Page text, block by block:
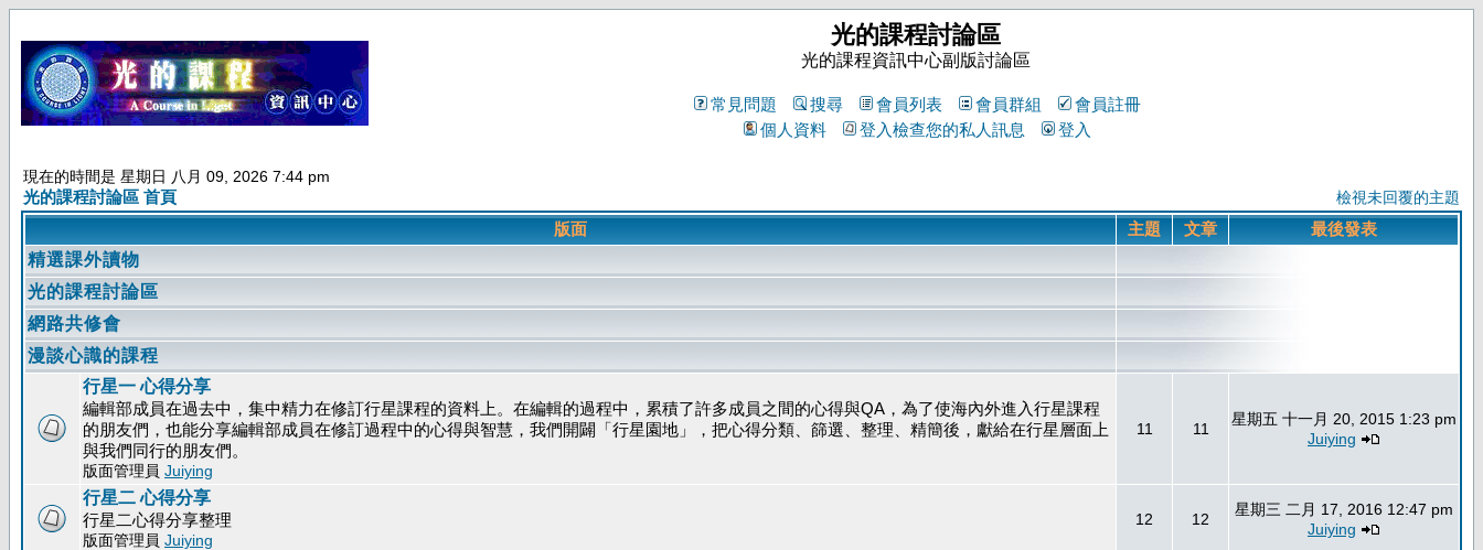
光的課程討論區
光的課程資訊中心副版討論區
常見問題 搜尋 會員列表 會員群組
會員註冊
個人資料
登入檢查您的私人訊息 登入
現在的時間是 星期日 八月 09, 2026 7:44 pm
光的課程討論區 首頁 檢視未回覆的主題
版面 主題 文章
最後發表
精選課外讀物
光的課程討論區
網路共修會
漫談心識的課程
行星一 心得分享
編輯部成員在過去中，集中精力在修訂行星課程的資料上。在編輯的過程中，累積了許多成員之間的心得與QA，為了使海內外進入行星課程
的朋友們，也能分享編輯部成員在修訂過程中的心得與智慧，我們開闢「行星園地」，把心得分類、篩選、整理、精簡後，獻給在行星層面上
與我們同行的朋友們。
版面管理員 Juiying
11 11
星期五 十一月 20, 2015 1:23 pm
Juiying
行星二 心得分享
行星二心得分享整理
版面管理員 Juiying
12 12
星期三 二月 17, 2016 12:47 pm
Juiying